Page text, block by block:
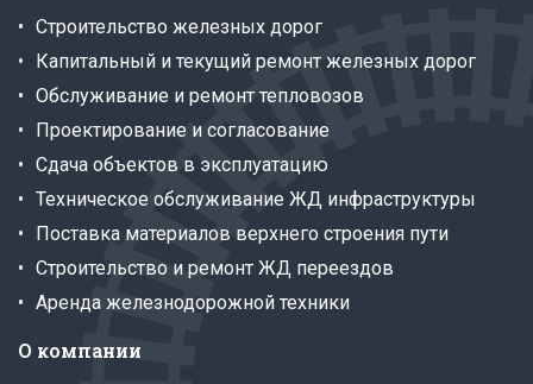
Строительство железных дорог
Капитальный и текущий ремонт железных дорог
Обслуживание и ремонт тепловозов
Проектирование и согласование
Сдача объектов в эксплуатацию
Техническое обслуживание ЖД инфраструктуры
Поставка материалов верхнего строения пути
Строительство и ремонт ЖД переездов
Аренда железнодорожной техники
О компании